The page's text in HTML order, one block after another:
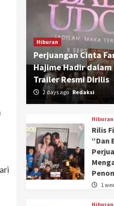
Hiburan
Perjuangan Cinta
Hajime Hadir dalam
Trailer Resmi Dirilis
2 days ago Redaksi
Hiburan
Rilis
“Dan
1
Hiburan